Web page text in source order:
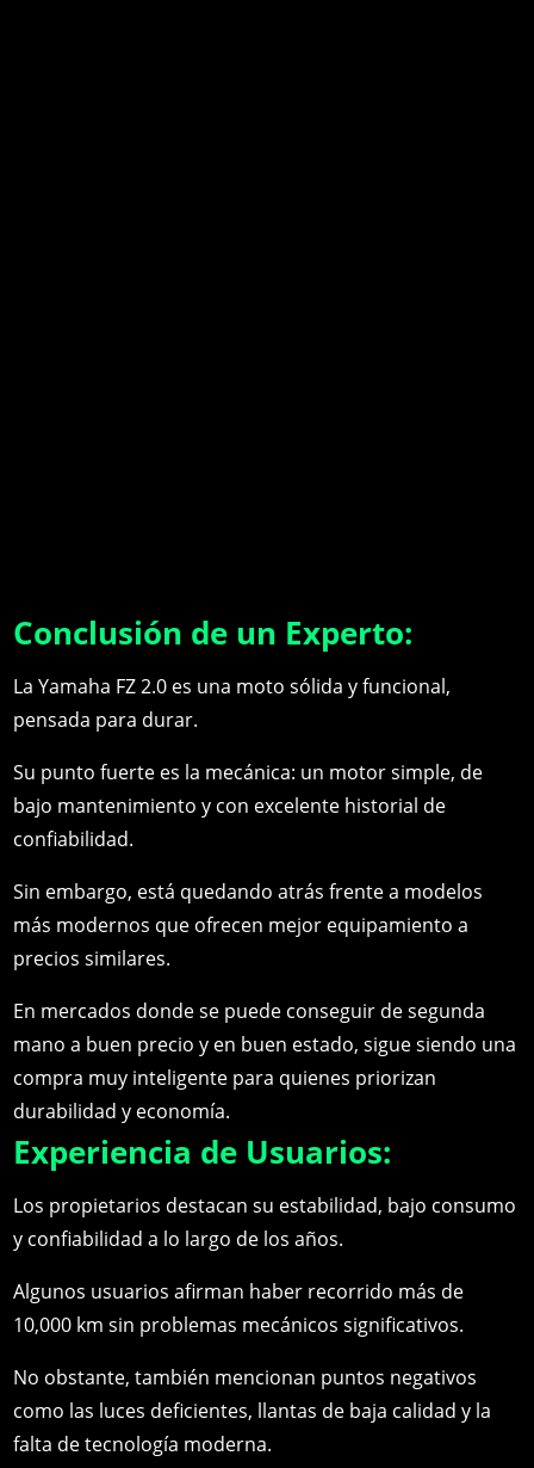
Conclusión de un Experto:
La Yamaha FZ 2.0 es una moto sólida y funcional,
pensada para durar.
Su punto fuerte es la mecánica: un motor simple, de
bajo mantenimiento y con excelente historial de
confiabilidad.
Sin embargo, está quedando atrás frente a modelos
más modernos que ofrecen mejor equipamiento a
precios similares.
En mercados donde se puede conseguir de segunda
mano a buen precio y en buen estado, sigue siendo una
compra muy inteligente para quienes priorizan
durabilidad y economía.
Experiencia de Usuarios:
Los propietarios destacan su estabilidad, bajo consumo
y confiabilidad a lo largo de los años.
Algunos usuarios afirman haber recorrido más de
10,000 km sin problemas mecánicos significativos.
No obstante, también mencionan puntos negativos
como las luces deficientes, llantas de baja calidad y la
falta de tecnología moderna.